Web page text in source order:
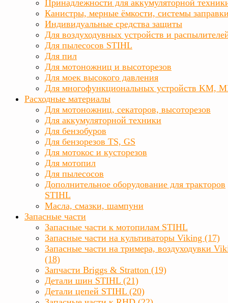
Принадлежности для аккумуляторной
Канистры, мерные ёмкости, системы
Индивидуальные средства защиты
Для воздуходувных устройств и
Для пылесосов STIHL
Для пил
Для мотоножниц и высоторезов
Для моек высокого давления
Для многофункциональных устройств KM,
Расходные материалы
Для мотоножниц, секаторов, высоторезов
Для аккумуляторной техники
Для бензобуров
Для бензорезов TS, GS
Для мотокос и кусторезов
Для мотопил
Для пылесосов
Дополнительное оборудование для тракторов
STIHL
Масла, смазки, шампуни
Запасные части
Запасные части к мотопилам STIHL
Запасные части на культиваторы Viking (17)
Запасные части на тримера, воздуходувки
(18)
Запчасти Briggs & Stratton (19)
Детали шин STIHL (21)
Детали цепей STIHL (20)